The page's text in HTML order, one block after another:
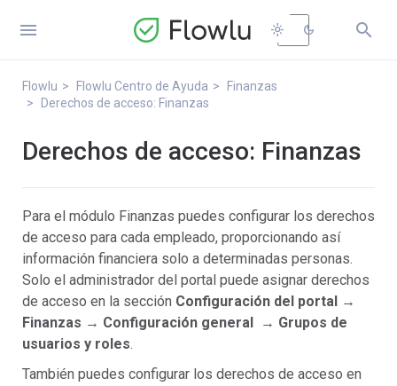
 light_mode dark_mode 
Flowlu Flowlu Centro de Ayuda
Finanzas
Derechos de acceso: Finanzas
Derechos de acceso: Finanzas
Para el módulo Finanzas puedes configurar los derechos
de acceso para cada empleado, proporcionando así
información financiera solo a determinadas personas.
Solo el administrador del portal puede asignar derechos
de acceso en la sección Configuración del portal →
Finanzas → Configuración general → Grupos de
usuarios y roles.
También puedes configurar los derechos de acceso en